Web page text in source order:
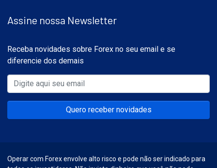
Assine nossa Newsletter
Receba novidades sobre Forex no seu email e se
diferencie dos demais
Quero receber novidades
Operar com Forex envolve alto risco e pode não ser indicado para